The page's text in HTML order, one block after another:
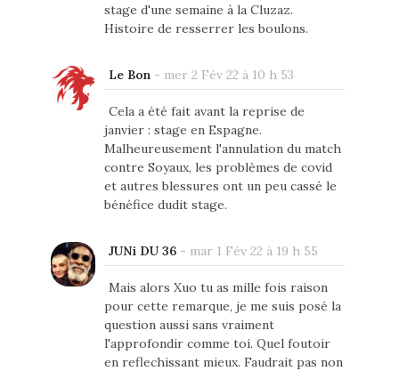
stage d'une semaine à la Cluzaz.
Histoire de resserrer les boulons.
Le Bon - mer 2 Fév 22 à 10 h 53
Cela a été fait avant la reprise de
janvier : stage en Espagne.
Malheureusement l'annulation du match
contre Soyaux, les problèmes de covid
et autres blessures ont un peu cassé le
bénéfice dudit stage.
JUNi DU 36- mar 1 Fév 22 à 19 h 55
Mais alors Xuo tu as mille fois raison
pour cette remarque, je me suis posé la
question aussi sans vraiment
l'approfondir comme toi. Quel foutoir
en reflechissant mieux. Faudrait pas non